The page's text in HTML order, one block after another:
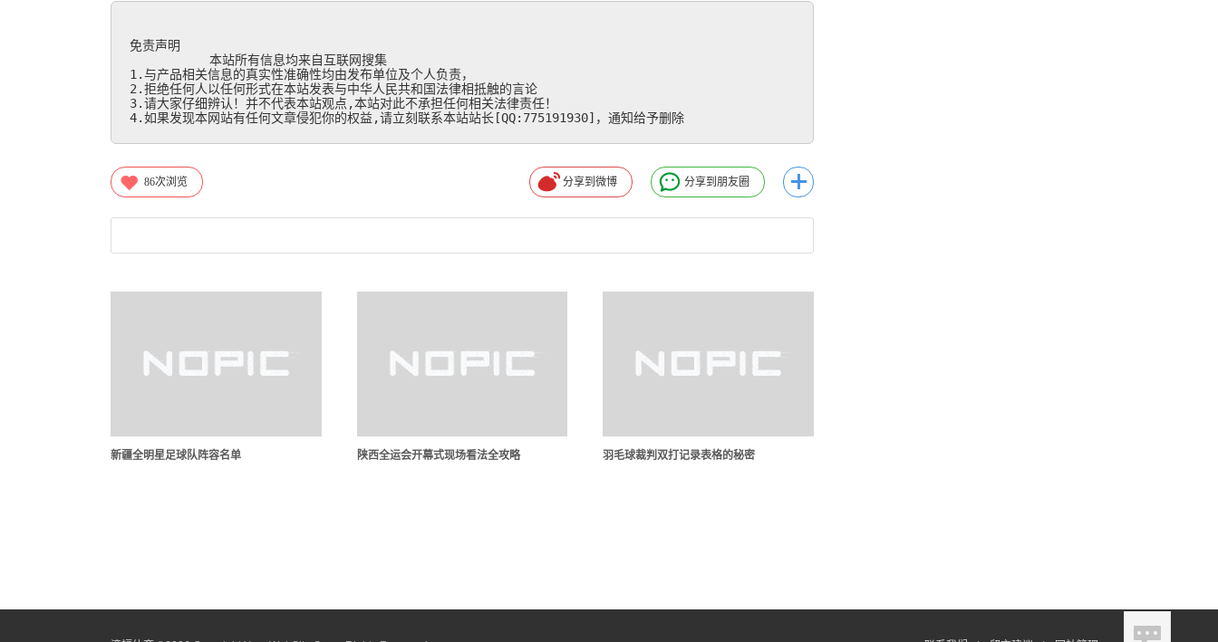
免责声明
本站所有信息均来自互联网搜集
1.与产品相关信息的真实性准确性均由发布单位及个人负责，
2.拒绝任何人以任何形式在本站发表与中华人民共和国法律相抵触的言论
3.请大家仔细辨认！并不代表本站观点,本站对此不承担任何相关法律责任！
4.如果发现本网站有任何文章侵犯你的权益,请立刻联系本站站长[QQ:775191930]，通知给予删除
86次浏览 分享到微博 分享到朋友圈
新疆全明星足球队阵容名单 陕西全运会开幕式现场看法全攻略 羽毛球裁判双打记录表格的秘密